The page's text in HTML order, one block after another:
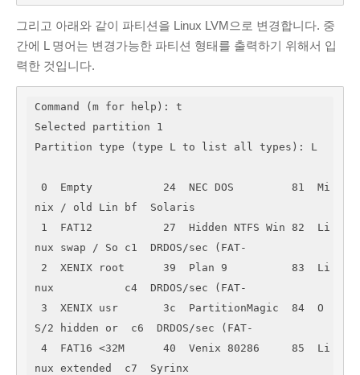
그리고 아래와 같이 파티션을 Linux LVM으로 변경합니다. 중
간에 L 명어는 변경가능한 파티션 형태를 출력하기 위해서 입
력한 것입니다.
Command (m for help): t
Selected partition 1
Partition type (type L to list all types): L
nix / old Lin bf  Solaris
nux swap / So c1  DRDOS/sec (FAT-
nux           c4  DRDOS/sec (FAT-
S/2 hidden or  c6  DRDOS/sec (FAT-
nux extended  c7  Syrinx